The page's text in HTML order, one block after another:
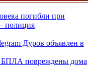
погибли при
полиция
Дуров объявлен в
БПЛА повреждены дома